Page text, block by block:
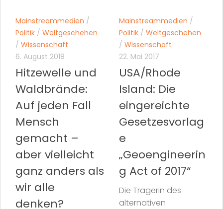
Mainstreammedien /
Politik / Weltgeschehen
/ Wissenschaft
6. August 2018
Hitzewelle und
Waldbrände:
Auf jeden Fall
Mensch
gemacht –
aber vielleicht
ganz anders als
wir alle
denken?
Mainstreammedien /
Politik / Weltgeschehen
/ Wissenschaft
22. Mai 2017
USA/Rhode
Island: Die
eingereichte
Gesetzesvorlag
e
„Geoengineerin
g Act of 2017“
Die Trägerin des
alternativen